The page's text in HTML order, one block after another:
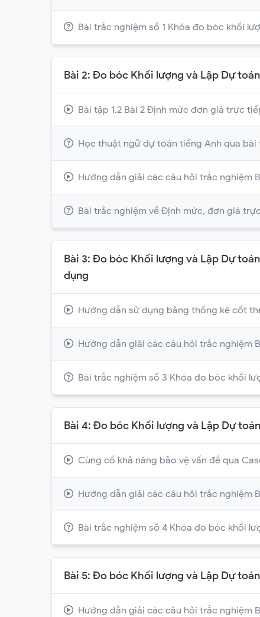
Bài trắc nghiệm số 1 Khóa đo bóc khối
Bài 2: Đo bóc Khối lượng và Lập Dự
Bài tập 1.2 Bài 2 Định mức đơn giá trực
Học thuật ngữ dự toán tiếng Anh qua bài
Hướng dẫn giải các câu hỏi trắc nghiệm
Bài trắc nghiệm về Định mức, đơn giá
Bài 3: Đo bóc Khối lượng và Lập Dự
dụng
Hướng dẫn sử dụng bảng thống kê cốt
Hướng dẫn giải các câu hỏi trắc nghiệm
Bài trắc nghiệm số 3 Khóa đo bóc khối
Bài 4: Đo bóc Khối lượng và Lập Dự
Cùng cố khả năng bảo vệ vấn đề qua
Hướng dẫn giải các câu hỏi trắc nghiệm
Bài trắc nghiệm số 4 Khóa đo bóc khối
Bài 5: Đo bóc Khối lượng và Lập Dự
Hướng dẫn giải các câu hỏi trắc nghiệm